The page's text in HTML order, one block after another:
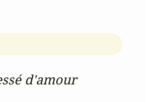
d'amour